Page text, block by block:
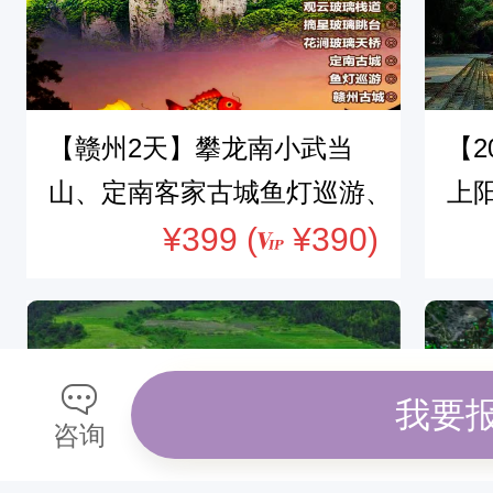
咨询
我要
【赣州2天】攀龙南小武当
山、定南客家古城鱼灯巡游、
漫步赣州古城
¥399 ( ¥390)
【
上